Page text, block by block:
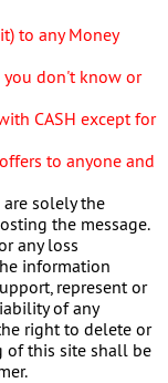
to any Money
you don't know or
CASH except for
to anyone and
solely the
the message.
any loss
information
represent or
of any
right to delete or
of this site shall be